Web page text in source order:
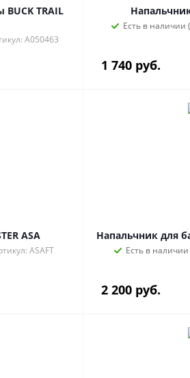
A050463
Есть в наличии
1 740 руб.
ASA
ASAFT
Напальчник для
Есть в наличии
2 200 руб.